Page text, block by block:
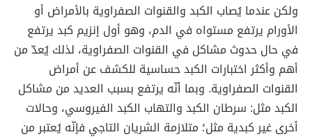
ولكن عندما يُصاب الكبد والقنوات الصفراوية بالأمراض أو
الأورام يرتفع مستواه في الدم، وهو أول إنزيم كبد يرتفع
في حال حدوث مشاكل في القنوات الصفراوية، لذلك يُعدّ من
أهم وأكثر اختبارات الكبد حساسية للكشف عن أمراض
القنوات الصفراوية. وبما أنّه يرتفع بسبب العديد من مشاكل
الكبد مثل: سرطان الكبد والتهاب الكبد الفيروسي، وحالات
أخرى غير كبدية مثل؛ متلازمة الشريان التاجي فإنّه يُعتبر من